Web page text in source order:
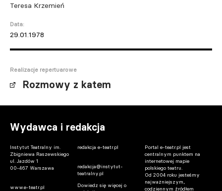
Teresa Krzemień
Data:
29.01.1978
Realizacje repertuarowe
Rozmowy z katem
Wydawca i redakcja
Instytut Teatralny im.
Zbigniewa Raszewskiego
ul. Jazdów 1
00-467 Warszawa
www.e-teatr.pl
redakcja e-teatr.pl
redakcja@instytut-
teatralny.pl
Dowiedz się więcej o
Portal e-teatr.pl jest
centralnym punktem na
internetowej mapie
polskiego teatru.
Od 2004 roku jesteśmy
najważniejszym,
codziennym źródłem